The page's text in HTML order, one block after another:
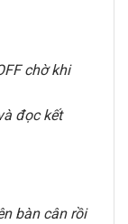
chờ khi
đọc kết
bàn cân rồi